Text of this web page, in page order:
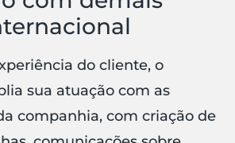
do cliente, o
sua atuação com as
companhia, com criação de